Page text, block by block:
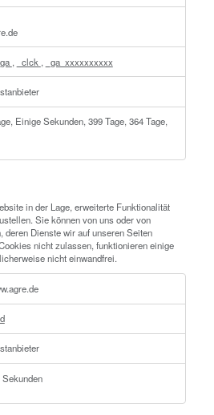
200f-
Drittanbieter
Sitzung, Einige Sekunden
es uns, Besuche und
unserer Website messen und
uns bei der Beantwortung der Fragen,
sind, welche am wenigsten genutzt
Website bewegen. Alle von diesen
werden aggregiert und sind deshalb
zulassen, können wir nicht wissen,
haben.
www.agre.de